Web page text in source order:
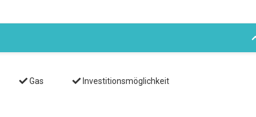
Gas
Investitionsmöglichkeit